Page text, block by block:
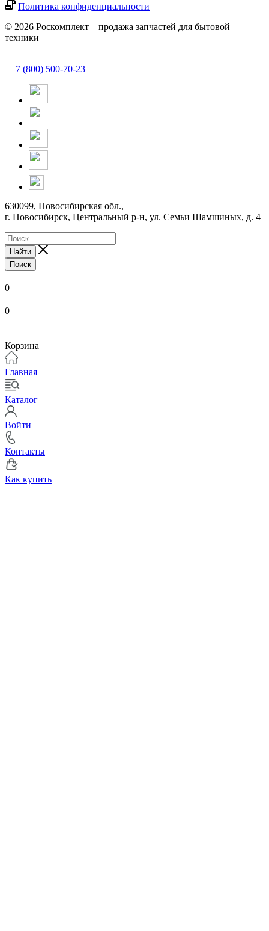
Политика конфиденциальности
© 2026 Роскомплект – продажа запчастей для бытовой
техники
+7 (800) 500-70-23
630099, Новосибирская обл.,
г. Новосибирск, Центральный р-н, ул. Семьи Шамшиных, д. 4
Найти
Поиск
0
0
Корзина
Главная
Каталог
Войти
Контакты
Как купить